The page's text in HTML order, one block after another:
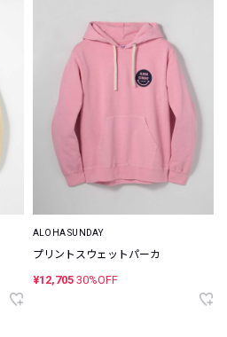
ALOHA SUNDAY
プリントスウェットパーカ
¥12,705 30%OFF